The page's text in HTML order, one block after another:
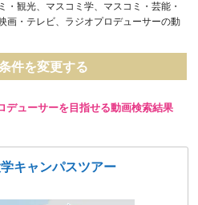
・観光、マスコミ学、マスコミ・芸能・
画・テレビ、ラジオプロデューサーの動
件を変更する
デューサーを目指せる動画検索結果
キャンパスツアー